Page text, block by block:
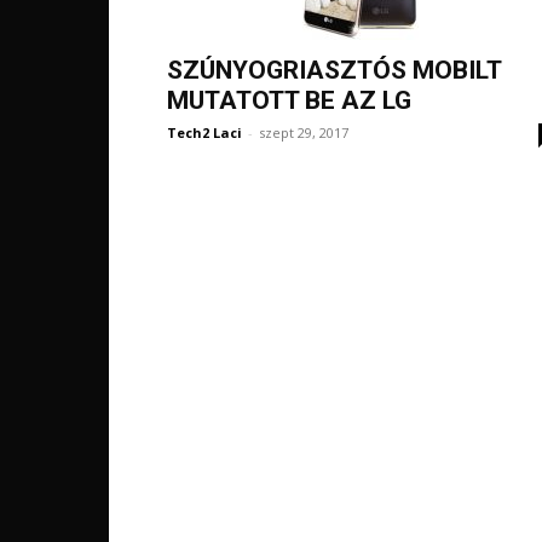
SZÚNYOGRIASZTÓS MOBILT
MUTATOTT BE AZ LG
Tech2 Laci - szept 29, 2017